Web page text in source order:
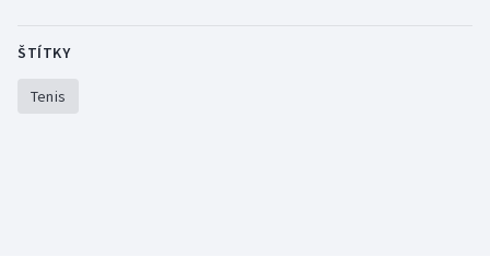
Parasport
ŠTÍTKY
Tenis